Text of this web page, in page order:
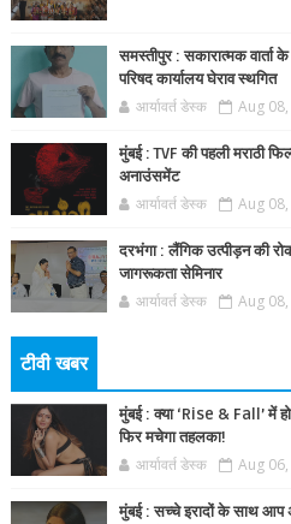
समस्तीपुर : सकारात्मक वार्ता
परिषद कार्यालय घेराव स्थगित
आर्यावर्त डेस्क Aug
मुंबई : TVF की पहली मराठी
अनाउंसमेंट
आर्यावर्त डेस्क Aug
दरभंगा : लैंगिक उत्पीड़न की
जागरूकता सेमिनार
आर्यावर्त डेस्क Aug
टीवी खबर
मुंबई : क्या ‘Rise & Fall’ में
फिर मचेगा तहलका!
आर्यावर्त डेस्क Aug
मुंबई : सच्चे इरादों के साथ आप